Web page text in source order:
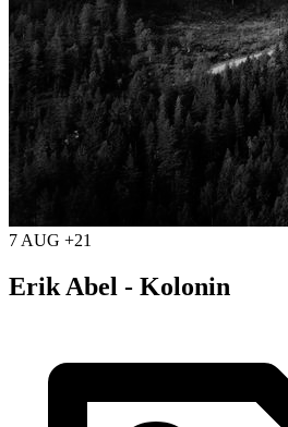
7 AUG +21
Erik Abel - Kolonin